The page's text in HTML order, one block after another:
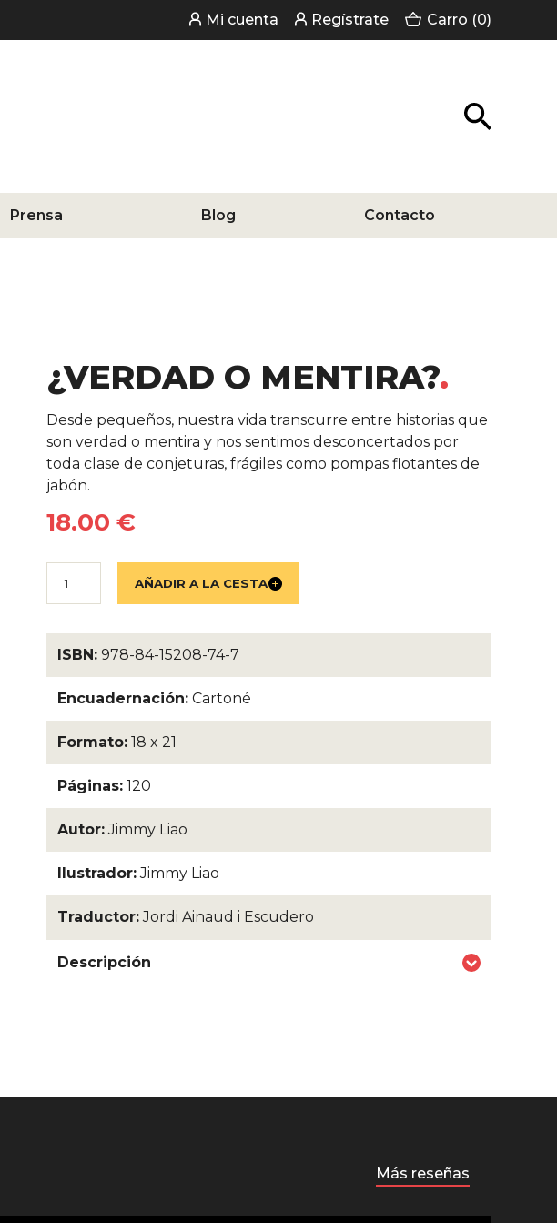
Mi cuenta Regístrate Carro (0)
Prensa Blog Contacto
¿VERDAD O MENTIRA?
Detalles del libro
Desde pequeños, nuestra vida transcurre entre historias que
son verdad o mentira y nos sentimos desconcertados por
toda clase de conjeturas, frágiles como pompas flotantes de
jabón.
18.00 €
ISBN: 978-84-15208-74-7
Encuadernación: Cartoné
Formato: 18 x 21
Páginas: 120
Autor: Jimmy Liao
Ilustrador: Jimmy Liao
Traductor: Jordi Ainaud i Escudero
Descripción
Más reseñas